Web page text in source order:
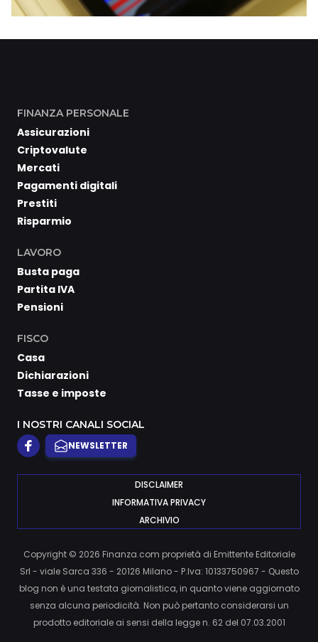
FINANZA PERSONALE
Assicurazioni
Criptovalute
Mercati
Pagamenti digitali
Prestiti
Risparmio
LAVORO
Busta paga
Partita IVA
Pensioni
FISCO
Casa
Dichiarazioni
Tasse e imposte
I NOSTRI CANALI SOCIAL
NEWSLETTER
DISCLAIMER
INFORMATIVA PRIVACY
ARCHIVIO
Copyright © 2026 Finanza.com proprietà di Emittente Editoriale
Srl - viale Sarca 336 - 20126 Milano - P.Iva: 10133750967 - Questo
blog non è una testata giornalistica, in quanto viene aggiornato
senza alcuna periodicità. Non può pertanto considerarsi un
prodotto editoriale ai sensi della legge n. 62 del 07.03.2001